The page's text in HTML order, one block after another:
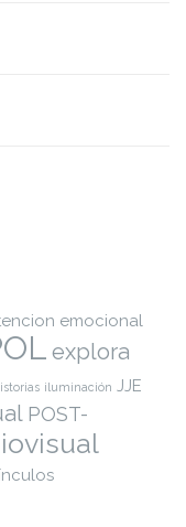
emocional
explora
iluminación JJE
POST-